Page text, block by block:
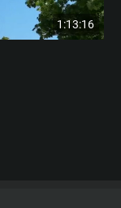
1:13:16